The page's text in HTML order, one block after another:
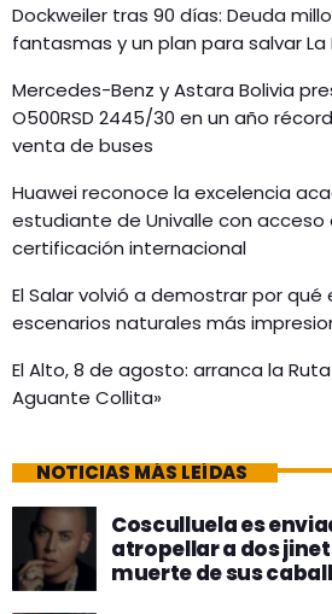
Dockweiler tras 90 días: Deuda
fantasmas y un plan para salvar La
Mercedes-Benz y Astara Bolivia
O500RSD 2445/30 en un año
venta de buses
Huawei reconoce la excelencia
estudiante de Univalle con
certificación internacional
El Salar volvió a demostrar por qué
escenarios naturales más
El Alto, 8 de agosto: arranca la
Aguante Collita»
NOTICIAS MÁS LEÍDAS
Cosculluela es
atropellar a dos
muerte de sus